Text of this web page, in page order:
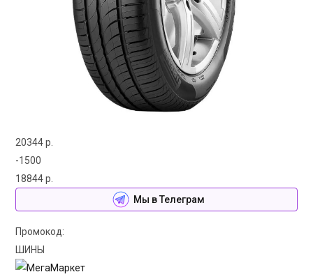
20344 р.
-1500
18844 р.
Мы в Телеграм
Промокод:
ШИНЫ